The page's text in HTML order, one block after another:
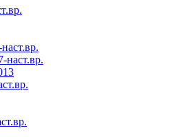
наст.вр.